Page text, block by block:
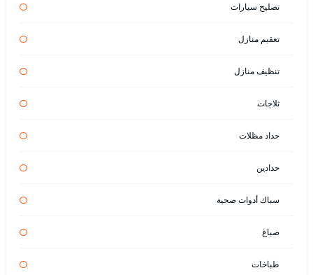
تصليح سيارات
تعقيم منازل
تنظيف منازل
ثلاجات
حداد مظلات
حدادين
سباك أدوات صحية
صباغ
طباخات